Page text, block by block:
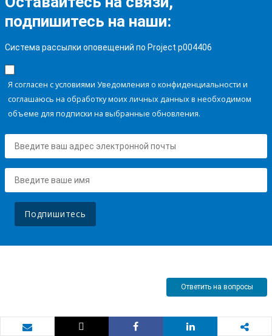
подпишитесь на наши:
Система рассылки оповещений по Project p004406
Я согласен с условиями Уведомления о конфиденциальности и
соглашаюсь на обработку моих личных данных в необходимом
объеме для подписки на выбранные обновления.
Подпишитесь
Ответить на вопросы